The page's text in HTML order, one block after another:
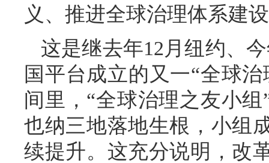
义、推进全球治理体系建
这是继去年12月纽约、
国平台成立的又一“全球
间里，“全球治理之友小
也纳三地落地生根，小组
续提升。这充分说明，改